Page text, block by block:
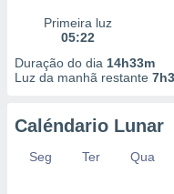
Primeira luz
05:22
Duração do dia 14h33m
Luz da manhã restante
Caléndario Lunar
Seg Ter Qua